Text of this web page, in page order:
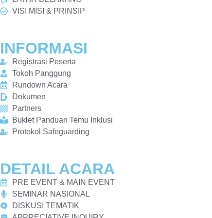
VISI MISI & PRINSIP
INFORMASI
Registrasi Peserta
Tokoh Panggung
Rundown Acara
Dokumen
Partners
Buklet Panduan Temu Inklusi
Protokol Safeguarding
DETAIL ACARA
PRE EVENT & MAIN EVENT
SEMINAR NASIONAL
DISKUSI TEMATIK